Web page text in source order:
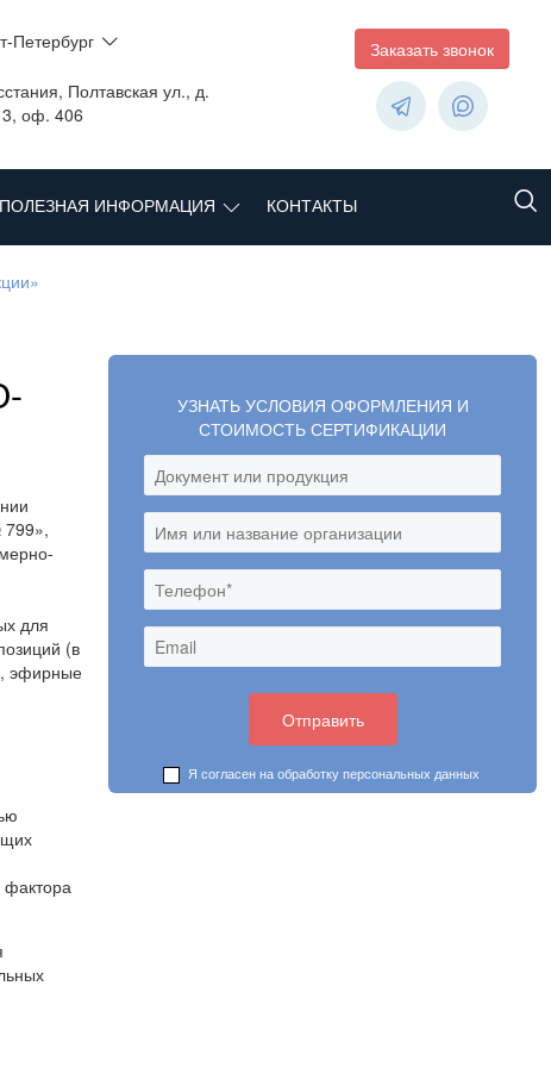
Петербург
Полтавская ул., д.
3, оф. 406
Заказать звонок
ПОЛЕЗНАЯ ИНФОРМАЦИЯ КОНТАКТЫ
799»,
для
(в
эфирные
УЗНАТЬ УСЛОВИЯ ОФОРМЛЕНИЯ И
СТОИМОСТЬ СЕРТИФИКАЦИИ
Я согласен на обработкуперсональных данных